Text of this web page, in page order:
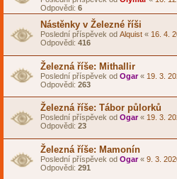
Odpovědi: 6
Nástěnky v Železné říši
Poslední příspěvek od Alquist « 16. 4.
Odpovědi: 416
Železná říše: Mithallir
Poslední příspěvek od Ogar« 19. 3.
Odpovědi: 263
Železná říše: Tábor půlorků
Poslední příspěvek od Ogar« 19. 3.
Odpovědi: 23
Železná říše: Mamonín
Poslední příspěvek od Ogar« 9. 3.
Odpovědi: 291